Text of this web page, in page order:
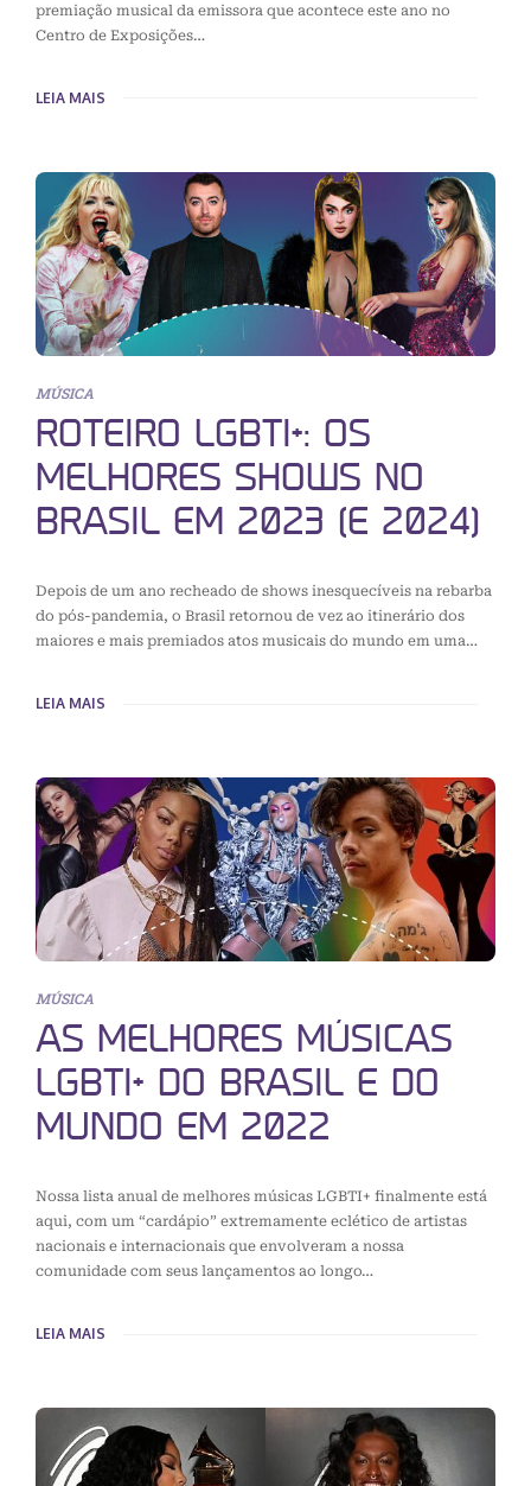
premiação musical da emissora que acontece este ano no
Centro de Exposições…
LEIA MAIS
MÚSICA
ROTEIRO LGBTI+: OS
MELHORES SHOWS NO
BRASIL EM 2023 (E 2024)
Depois de um ano recheado de shows inesquecíveis na rebarba
do pós-pandemia, o Brasil retornou de vez ao itinerário dos
maiores e mais premiados atos musicais do mundo em uma…
LEIA MAIS
MÚSICA
AS MELHORES MÚSICAS
LGBTI+ DO BRASIL E DO
MUNDO EM 2022
Nossa lista anual de melhores músicas LGBTI+ finalmente está
aqui, com um “cardápio” extremamente eclético de artistas
nacionais e internacionais que envolveram a nossa
comunidade com seus lançamentos ao longo…
LEIA MAIS